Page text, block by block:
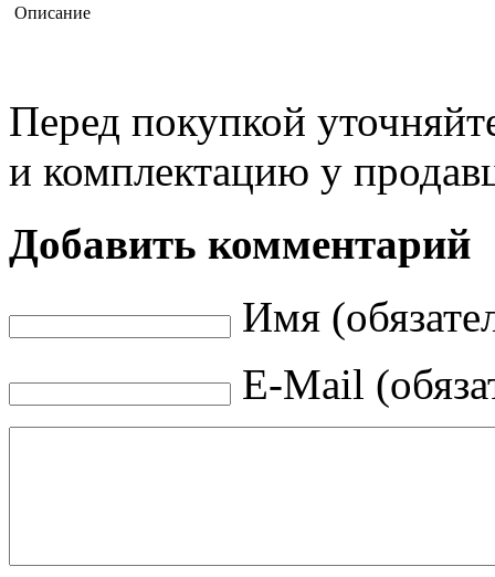
Описание
Перед покупкой
и комплектацию у
Добавить комментарий
Имя
E-Mail